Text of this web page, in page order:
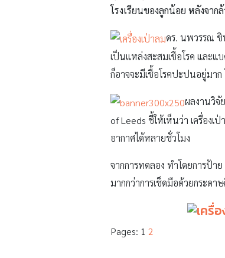
โรงเรียนของลูกน้อย หลังจาก
ดร. นพวรรณ ชิ
เป็นแหล่งสะสมเชื้อโรค และ
ก็อาจจะมีเชื้อโรคปะปนอยู่มา
ผลงานวิจั
of Leeds ชี้ให้เห็นว่า เครื่องเ
อากาศได้หลายชั่วโมง
จากการทดลอง ทำโดยการป้า
มากกว่าการเช็ดมือด้วยกระดา
Pages: 1 2